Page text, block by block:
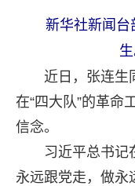
新华社新闻台
近日，张连生同
在“四大队”的革命
信念。
习近平总书记在
永远跟党走，做永